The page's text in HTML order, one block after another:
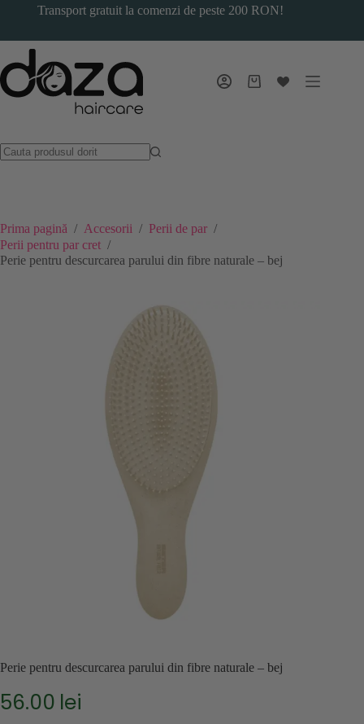
Transport gratuit la comenzi de peste 200 RON!
Coș
Prima pagină / Accesorii / Perii de par /
Perii pentru par cret /
Perie pentru descurcarea parului din fibre naturale – bej
Perie pentru descurcarea parului din fibre naturale – bej
56.00 lei